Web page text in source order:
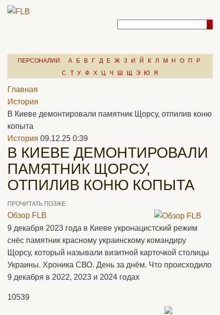
ПЕРСОНАЛИИ: А Б В Г Д Е Ж З И Й К Л М Н О П
Р
С
Т У Ф Х Ц Ч Ш Щ Э Ю Я
Главная
История
В Киеве демонтировали памятник Щорсу, отпилив коню
копыта
История 09.12.25 0:39
В КИЕВЕ ДЕМОНТИРОВАЛИ
ПАМЯТНИК ЩОРСУ,
ОТПИЛИВ КОНЮ КОПЫТА
ПРОЧИТАТЬ ПОЗЖЕ
Обзор FLB
9 декабря 2023 года в Киеве укронацистский режим
снёс памятник красному украинскому командиру
Щорсу, который называли визитной карточкой столицы
Украины. Хроника СВО. День за днём. Что происходило
9 декабря в 2022, 2023 и 2024 годах
10539